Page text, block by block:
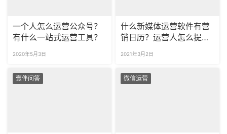
一个人怎么运营公众号？
有什么一站式运营工具？
2020年5月3日
什么新媒体运营软件有营
销日历？运营人怎么提前
2021年3月2日
壹伴问答 微信运营